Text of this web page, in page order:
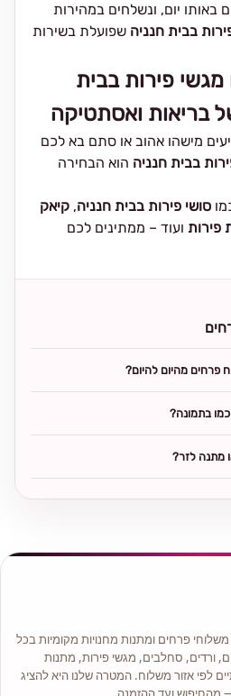
באותו יום, ונשלחים במהירות
בבית חנניה שפועלת בשירות
פירות בבית
בריאות ואסתטיקה
מישהו אהוב או סתם בא לכם
בבית חנניה הוא הבחירה
סושי פירות בבית חנניה, קיאק
פירות ועוד – ממתינים לכם
פרחים מהיום להיום?
בתמונה?
מתנה לזר?
פרחים ומתנות מחנויות מקומיות בכל
ורדים, סחלבים, מגשי פירות, מתנות
לפי אזור משלוח. המטרה שלנו היא להציג